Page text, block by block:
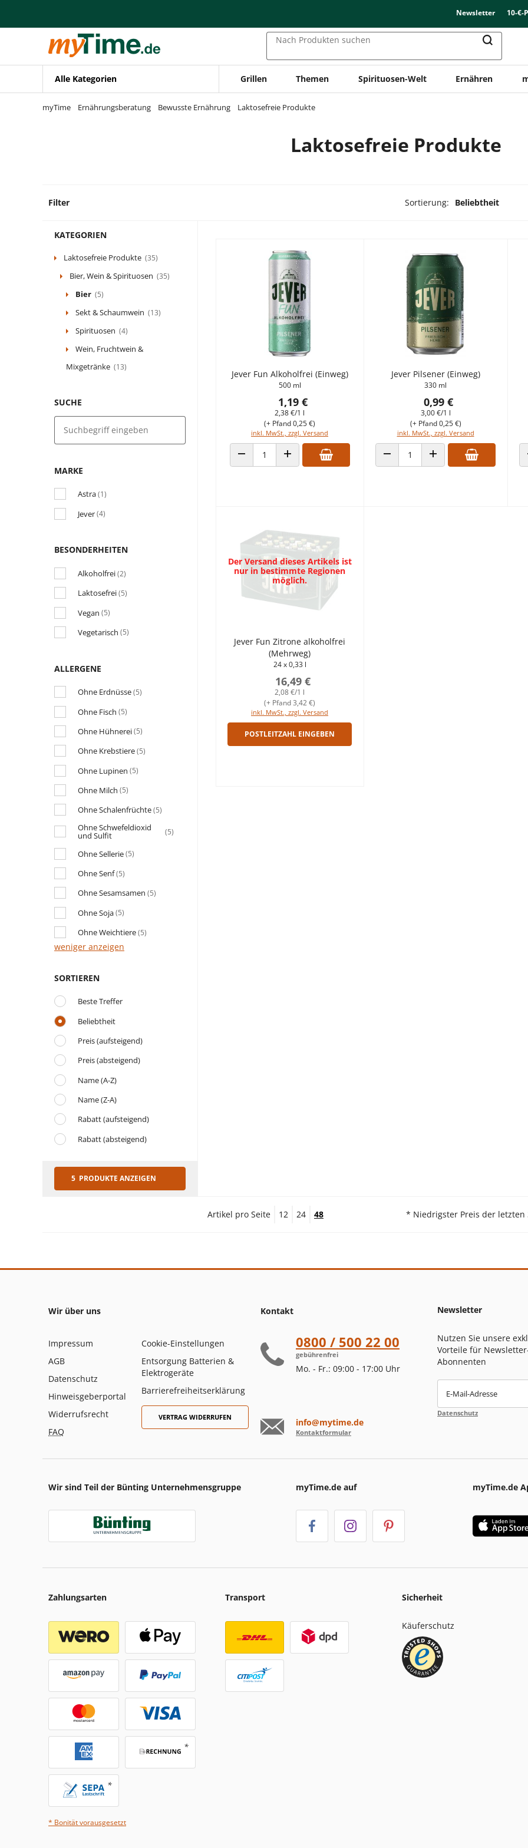
Zur Navigation springen
Zur Suche springen
Newsletter 10-€-
Nach Produkten suchen
Alle Kategorien Grillen Themen Spirituosen-Welt Ernähren
myTime Ernährungsberatung Bewusste Ernährung Laktosefreie Produkte
Laktosefreie Produkte
Filter Sortierung: Beliebtheit
KATEGORIEN
Laktosefreie Produkte (35)
Bier, Wein & Spirituosen (35)
Bier (5)
Sekt & Schaumwein (13)
Spirituosen (4)
Wein, Fruchtwein &
Mixgetränke (13)
SUCHE
MARKE
Astra(1)
Jever(4)
BESONDERHEITEN
Alkoholfrei(2)
Laktosefrei(5)
Vegan (5)
Vegetarisch (5)
ALLERGENE
Ohne Erdnüsse(5)
Ohne Fisch (5)
Ohne Hühnerei(5)
Ohne Krebstiere(5)
Ohne Lupinen (5)
Ohne Milch (5)
Ohne Schalenfrüchte(5)
Ohne Schwefeldioxid
und Sulfit (5)
Ohne Sellerie(5)
Ohne Senf(5)
Ohne Sesamsamen (5)
Ohne Soja(5)
Ohne Weichtiere(5)
weniger anzeigen
SORTIEREN
Beste Treffer
Beliebtheit
Preis (aufsteigend)
Preis (absteigend)
Name (A-Z)
Name (Z-A)
Rabatt (aufsteigend)
Rabatt (absteigend)
5 PRODUKTE ANZEIGEN
Jever Fun Alkoholfrei (Einweg)
500 ml
1,19 €
2,38 €/1 l
inkl. MwSt., zzgl. Versand
(+ Pfand 0,25 €)
ANZAHL VERRINGERNANZAHL ERHÖHEN
Jever Pilsener (Einweg)
330 ml
0,99 €
3,00 €/1 l
inkl. MwSt., zzgl. Versand
(+ Pfand 0,25 €)
ANZAHL VERRINGERNANZAHL ERHÖHEN
Der Versand dieses Artikels ist
nur in bestimmte Regionen
möglich.
Jever Fun Zitrone alkoholfrei
(Mehrweg)
24 x 0,33 l
16,49 €
2,08 €/1 l
inkl. MwSt., zzgl. Versand
(+ Pfand 3,42 €)
POSTLEITZAHL EINGEBEN
Artikel pro Seite 12 24 48 * Niedrigster Preis der letzten
Wir über uns
Impressum
AGB
Datenschutz
Hinweisgeberportal
Widerrufsrecht
FAQ
Cookie-Einstellungen
Entsorgung Batterien &
Elektrogeräte
Barrierefreiheitserklärung
VERTRAG WIDERRUFEN
Kontakt
0800 / 500 22 00
gebührenfrei
Mo. - Fr.: 09:00 - 17:00 Uhr
info@mytime.de
Kontaktformular
Newsletter
Nutzen Sie unsere
Vorteile für
Abonnenten
E-Mail-Adresse
Datenschutz
Wir sind Teil der Bünting Unternehmensgruppe myTime.de auf myTime.de
Zahlungsarten
* Bonität vorausgesetzt
Transport Sicherheit
Käuferschutz